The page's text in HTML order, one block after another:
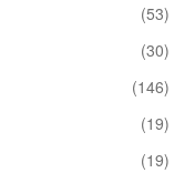
(53)
(30)
(146)
(19)
(19)